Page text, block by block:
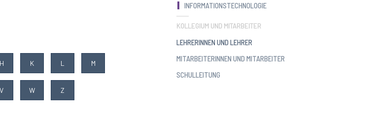
H K L M
V W Z
INFORMATIONSTECHNOLOGIE
KOLLEGIUM UND MITARBEITER
LEHRERINNEN UND LEHRER
MITARBEITERINNEN UND MITARBEITER
SCHULLEITUNG